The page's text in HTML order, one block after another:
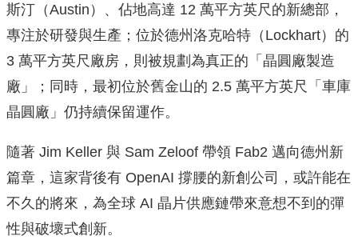
斯汀（Austin）、佔地高達 12 萬平方英尺的新總部，
專注於研發與生產；位於德州洛克哈特（Lockhart）的
3 萬平方英尺廠房，則被規劃為真正的「晶圓廠製造
廠」；同時，最初位於舊金山的 2.5 萬平方英尺「車庫
晶圓廠」仍持續保留運作。
隨著 Jim Keller 與 Sam Zeloof 帶領 Fab2 邁向德州新
篇章，這家背後有 OpenAI 撐腰的新創公司，或許能在
不久的將來，為全球 AI 晶片供應鏈帶來意想不到的彈
性與破壞式創新。